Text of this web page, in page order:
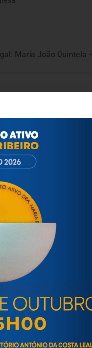
Maria João Quintela
de
ao envelhecimento e
das pessoas idosas,
todas as idades,